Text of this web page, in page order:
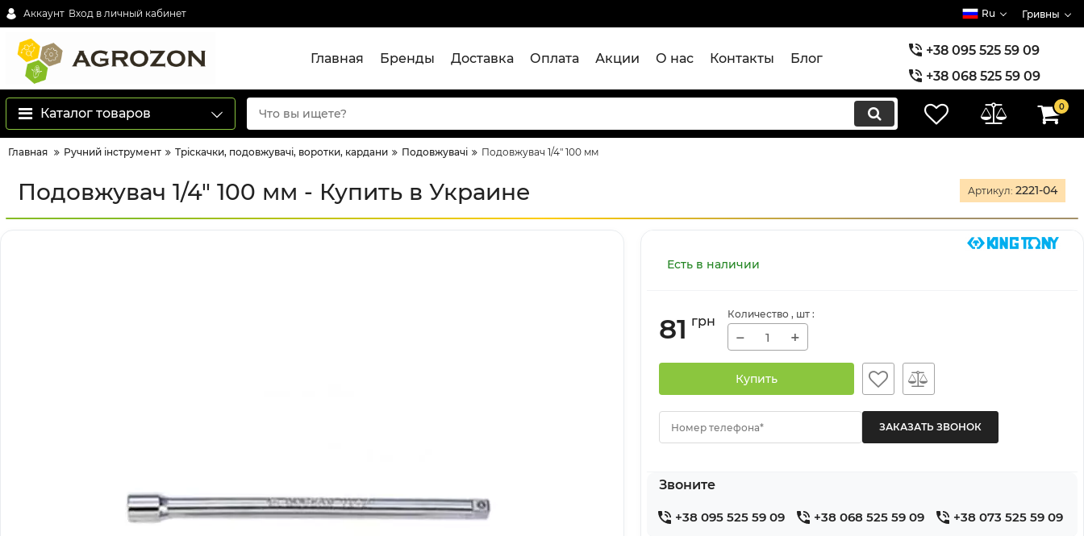
Аккаунт Вход в личный кабинет Ru Гривны
Главная Бренды Доставка Оплата Акции О нас Контакты Блог
+38 095 525 59 09
+38 068 525 59 09
+38 073 525 59 09
Каталог товаров 0
Главная Ручний інструмент Тріскачки, подовжувачі, воротки, кардани Подовжувачі Подовжувач 1/4" 100 мм
Подовжувач 1/4" 100 мм - Купить в Украине Артикул: 2221-04
Есть в наличии
81 грн Количество , шт :
− +
Купить
Номер телефона*
Звоните
+38 095 525 59 09 +38 068 525 59 09 +38 073 525 59 09